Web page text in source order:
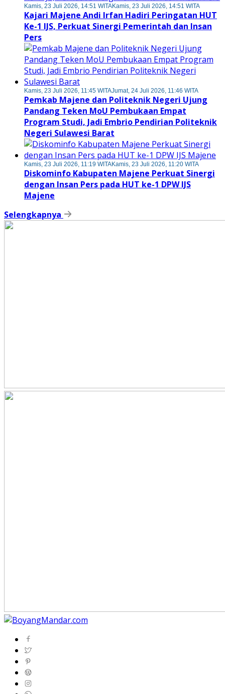
Kamis, 23 Juli 2026, 14:51 WITAKamis, 23 Juli 2026, 14:51 WITA
Kajari Majene Andi Irfan Hadiri Peringatan HUT
Ke-1 IJS, Perkuat Sinergi Pemerintah dan Insan
Pers
Kamis, 23 Juli 2026, 11:45 WITAJumat, 24 Juli 2026, 11:46 WITA
Pemkab Majene dan Politeknik Negeri Ujung
Pandang Teken MoU Pembukaan Empat
Program Studi, Jadi Embrio Pendirian Politeknik
Negeri Sulawesi Barat
Kamis, 23 Juli 2026, 11:19 WITAKamis, 23 Juli 2026, 11:20 WITA
Diskominfo Kabupaten Majene Perkuat Sinergi
dengan Insan Pers pada HUT ke-1 DPW IJS
Majene
Selengkapnya